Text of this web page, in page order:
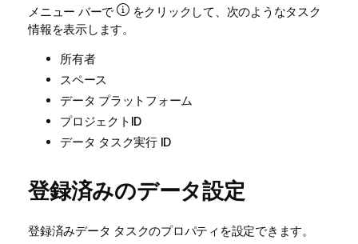
メニュー バーで
をクリックして、次のようなタスク
情報を表示します。
所有者
スペース
データ プラットフォーム
プロジェクトID
データ タスク実行 ID
登録済みのデータ設定
登録済みデータ タスクのプロパティを設定できます。